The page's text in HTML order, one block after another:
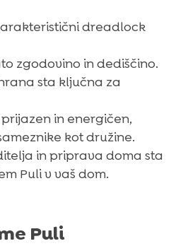
vzreditelja Puli
prihod Puli
z Puli
Puli
dreadlock
zgodovino in dediščino.
sta ključna za
in energičen,
kot družine.
in priprava doma sta
Puli v vaš dom.
Puli